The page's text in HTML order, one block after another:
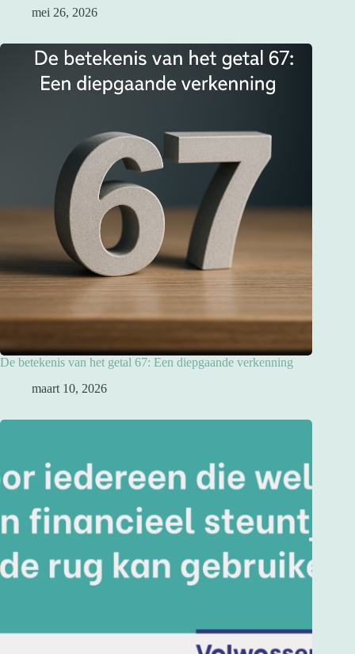
mei 26, 2026
De betekenis van het getal 67: Een diepgaande verkenning
maart 10, 2026